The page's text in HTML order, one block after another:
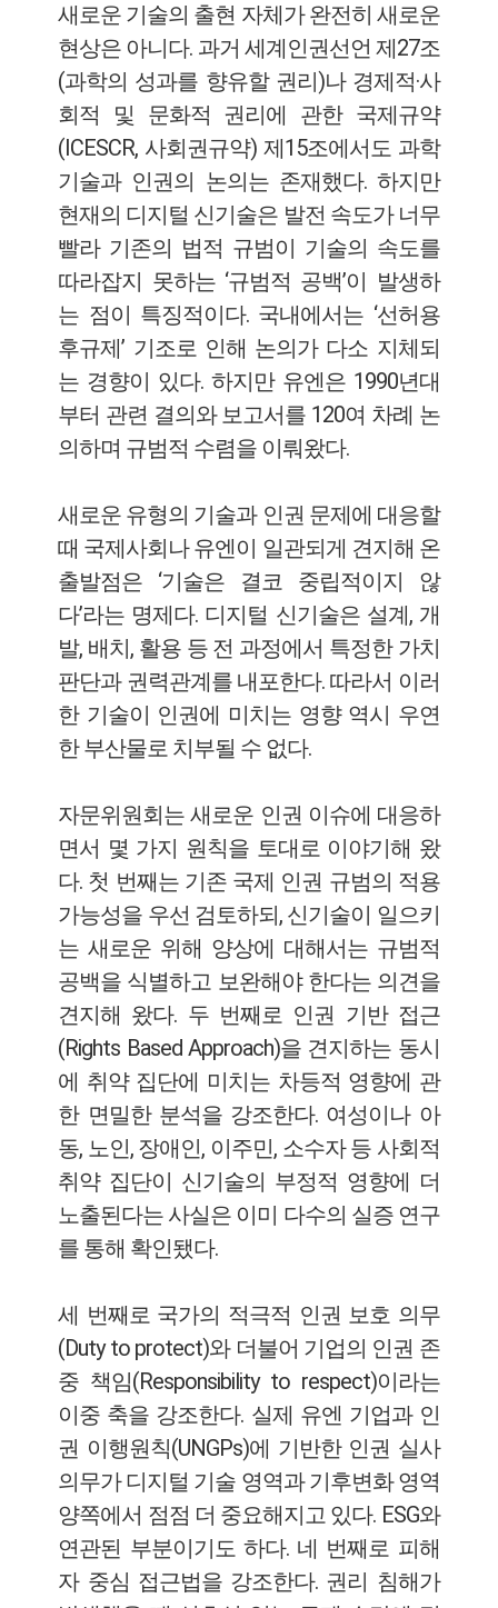
새로운 기술의 출현 자체가 완전히 새로운
현상은 아니다. 과거 세계인권선언 제27조
(과학의 성과를 향유할 권리)나 경제적·사
회적 및 문화적 권리에 관한 국제규약
(ICESCR, 사회권규약) 제15조에서도 과학
기술과 인권의 논의는 존재했다. 하지만
현재의 디지털 신기술은 발전 속도가 너무
빨라 기존의 법적 규범이 기술의 속도를
따라잡지 못하는 ‘규범적 공백’이 발생하
는 점이 특징적이다. 국내에서는 ‘선허용
후규제’ 기조로 인해 논의가 다소 지체되
는 경향이 있다. 하지만 유엔은 1990년대
부터 관련 결의와 보고서를 120여 차례 논
의하며 규범적 수렴을 이뤄왔다.
새로운 유형의 기술과 인권 문제에 대응할
때 국제사회나 유엔이 일관되게 견지해 온
출발점은 ‘기술은 결코 중립적이지 않
다’라는 명제다. 디지털 신기술은 설계, 개
발, 배치, 활용 등 전 과정에서 특정한 가치
판단과 권력관계를 내포한다. 따라서 이러
한 기술이 인권에 미치는 영향 역시 우연
한 부산물로 치부될 수 없다.
자문위원회는 새로운 인권 이슈에 대응하
면서 몇 가지 원칙을 토대로 이야기해 왔
다. 첫 번째는 기존 국제 인권 규범의 적용
가능성을 우선 검토하되, 신기술이 일으키
는 새로운 위해 양상에 대해서는 규범적
공백을 식별하고 보완해야 한다는 의견을
견지해 왔다. 두 번째로 인권 기반 접근
(Rights Based Approach)을 견지하는 동시
에 취약 집단에 미치는 차등적 영향에 관
한 면밀한 분석을 강조한다. 여성이나 아
동, 노인, 장애인, 이주민, 소수자 등 사회적
취약 집단이 신기술의 부정적 영향에 더
노출된다는 사실은 이미 다수의 실증 연구
를 통해 확인됐다.
세 번째로 국가의 적극적 인권 보호 의무
(Duty to protect)와 더불어 기업의 인권 존
중 책임(Responsibility to respect)이라는
이중 축을 강조한다. 실제 유엔 기업과 인
권 이행원칙(UNGPs)에 기반한 인권 실사
의무가 디지털 기술 영역과 기후변화 영역
양쪽에서 점점 더 중요해지고 있다. ESG와
연관된 부분이기도 하다. 네 번째로 피해
자 중심 접근법을 강조한다. 권리 침해가